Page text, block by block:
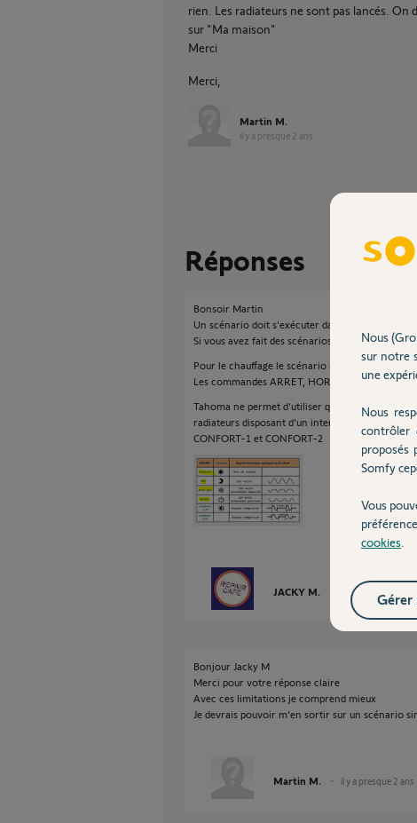
rien. Les radiateurs ne sont pas lancés. On
sur "Ma maison"
Merci
Merci,
Martin M.
il y a presque 2 ans
Réponses
Bonsoir Martin
Un scénario doit s'exécuter dans la journée
Si vous avez fait des scénarios a cheval sur
Pour le chauffage le scénario ne permet que de
Les commandes ARRET, HORS-GEL sont
Tahoma ne permet d'utiliser que 4 ordres
radiateurs disposant d'un interface fil pilote 6
CONFORT-1 et CONFORT-2
JACKY M. il y a presque 2 ans
Bonjour Jacky M
Merci pour votre réponse claire
Avec ces limitations je comprend mieux
Je devrais pouvoir m'en sortir sur un scénario
Martin M. il y a presque 2 ans
Nous
sur notre
une
Nous
contrôler
proposés
Somfy
Vous
cookies
Gérer